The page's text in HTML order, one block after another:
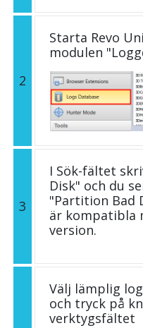
2
Starta Revo
modulen
3
I Sök-fältet
Disk" och du
"Partition Bad
är kompatibla
version.
Välj lämplig
och tryck på
verktygsfältet